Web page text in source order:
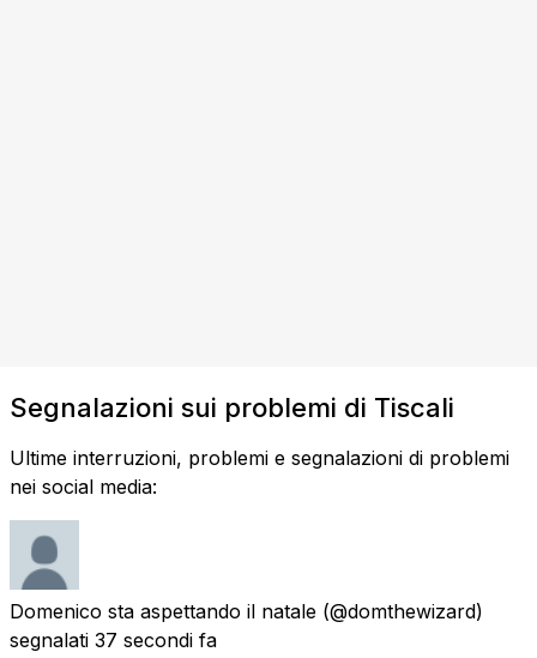
Segnalazioni sui problemi di Tiscali
Ultime interruzioni, problemi e segnalazioni di problemi
nei social media:
Domenico sta aspettando il natale (@domthewizard)
segnalati 37 secondi fa